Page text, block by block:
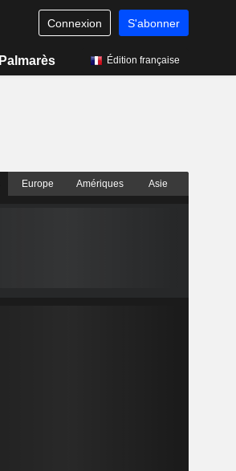
Connexion S'abonner
Palmarès Édition française
Europe Amériques Asie